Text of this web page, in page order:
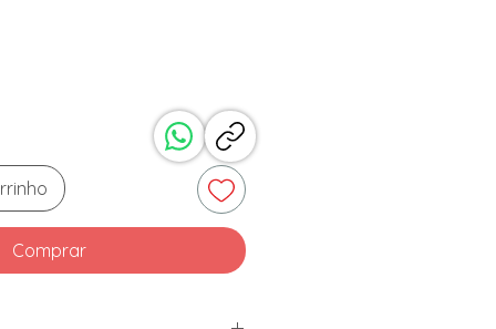
Comprar